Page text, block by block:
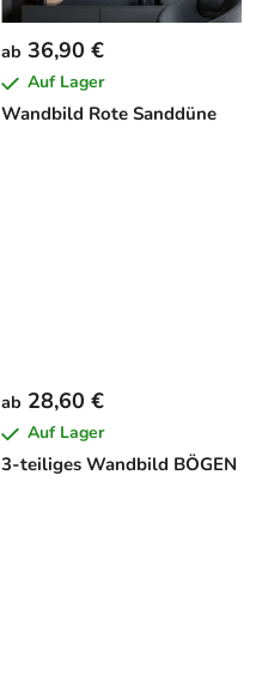
Wandbild Rote Sanddüne
ab 36,90 €
Auf Lager
3-teiliges Wandbild BÖGEN
ab 28,60 €
Auf Lager